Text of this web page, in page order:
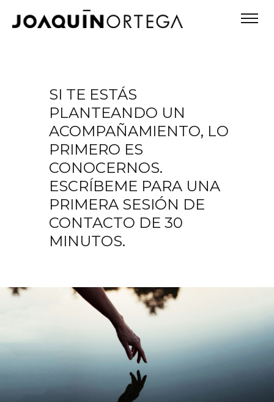
SI TE ESTÁS
PLANTEANDO UN
ACOMPAÑAMIENTO, LO
PRIMERO ES
CONOCERNOS.
ESCRÍBEME PARA UNA
PRIMERA SESIÓN DE
CONTACTO DE 30
MINUTOS.